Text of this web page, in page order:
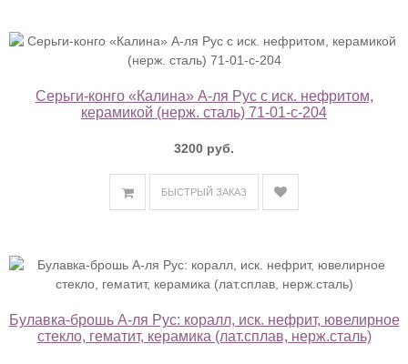
Серьги-конго «Калина» А-ля Рус c иск. нефритом,
керамикой (нерж. сталь) 71-01-с-204
3200 руб.
БЫСТРЫЙ ЗАКАЗ
Булавка-брошь А-ля Рус: коралл, иск. нефрит, ювелирное
стекло, гематит, керамика (лат.сплав, нерж.сталь)